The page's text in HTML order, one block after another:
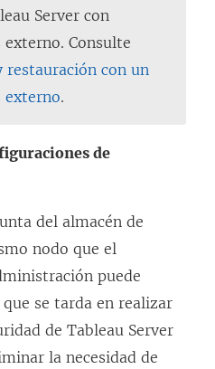
Server con
Consulte
restauración con un
externo.
de
del almacén de
nodo que el
puede
se tarda en realizar
de Tableau Server
la necesidad de